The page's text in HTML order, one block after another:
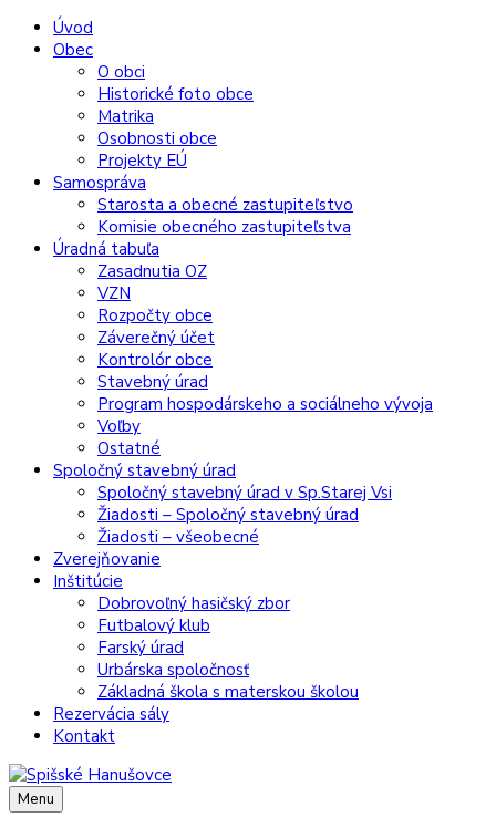
Preskočiť
Preskočiť
Preskočiť
Preskočiť
Úvod
Obec
O obci
Historické foto obce
Matrika
Osobnosti obce
Projekty EÚ
Samospráva
Starosta a obecné zastupiteľstvo
Komisie obecného zastupiteľstva
Úradná tabuľa
Zasadnutia OZ
VZN
Rozpočty obce
Záverečný účet
Kontrolór obce
Stavebný úrad
Program hospodárskeho a sociálneho vývoja
Voľby
Ostatné
Spoločný stavebný úrad
Spoločný stavebný úrad v Sp.Starej Vsi
Žiadosti – Spoločný stavebný úrad
Žiadosti – všeobecné
Zverejňovanie
Inštitúcie
Dobrovoľný hasičský zbor
Futbalový klub
Farský úrad
Urbárska spoločnosť
Základná škola s materskou školou
Rezervácia sály
Kontakt
Menu